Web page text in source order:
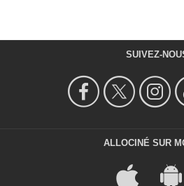
SUIVEZ-
ALLOCINÉ SUR